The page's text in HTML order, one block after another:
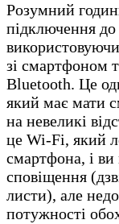
Розумний
підключення до
зі смартфоном
Bluetooth. Це
який має мати
на невеликі
це Wi-Fi, який
смартфона, і ви
сповіщення
листи), але
потужності